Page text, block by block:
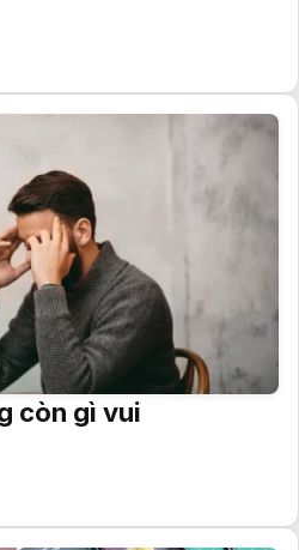
còn gì vui